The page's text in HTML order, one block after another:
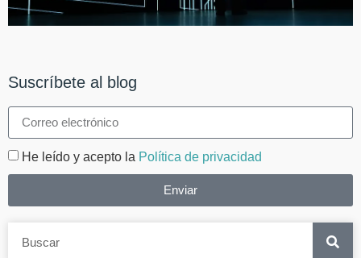
Suscríbete al blog
He leído y acepto la Política de privacidad
Enviar